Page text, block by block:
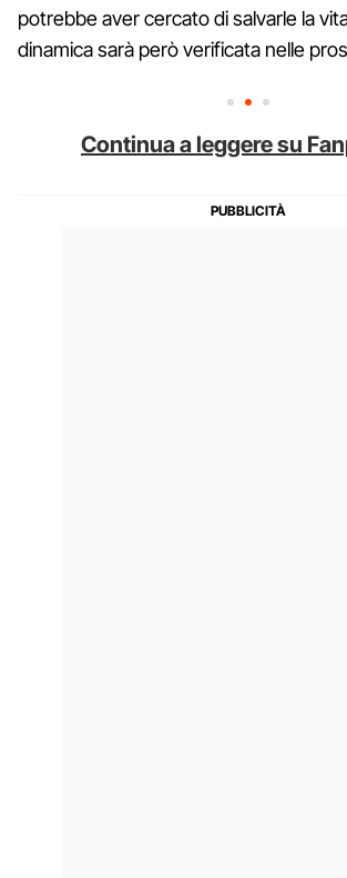
potrebbe aver cercato di salvarle la
dinamica sarà però verificata nelle
Continua a leggere su